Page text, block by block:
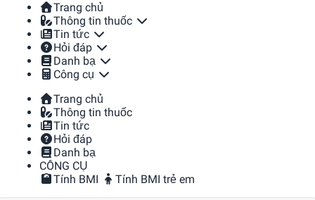
Trang chủ
Thông tin thuốc
Tin tức
Hỏi đáp
Danh bạ
Công cụ
Trang chủ
Thông tin thuốc
Tin tức
Hỏi đáp
Danh bạ
CÔNG CỤ
Tính BMI
Tính BMI trẻ em